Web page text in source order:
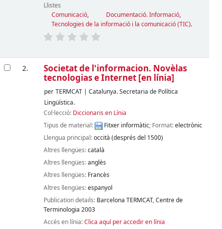
Llistes
Comunicació, Documentació. Informació,
Tecnologies de la informació i la comunicació (TIC).
2. Societat de l'informacion. Novèlas
tecnologias e Internet [en línia]
per TERMCAT| Catalunya. Secretaria de Política
Lingüística.
Col·lecció: Diccionaris en Línia
Tipus de material:
Fitxer informàtic; Format:electrònic
Llengua principal:occità (després del 1500)
Altres llengües:català
Altres llengües:anglès
Altres llengües: Francès
Altres llengües:espanyol
Publication details: Barcelona TERMCAT, Centre de
Terminologia 2003
Accés en línia:Clica aquí per accedir en línia